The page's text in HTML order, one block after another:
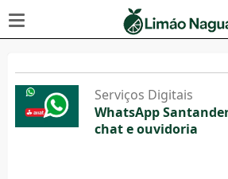
Serviços Digitais
WhatsApp
chat e ouvidoria